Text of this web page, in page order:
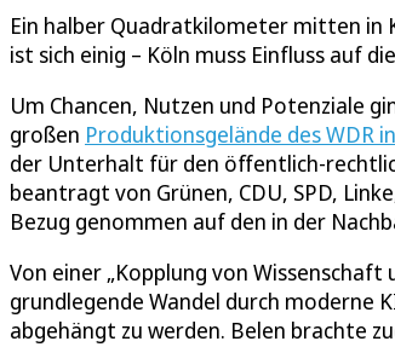
Ein halber Quadratkilometer mitten in
ist sich einig – Köln muss Einfluss auf
Um Chancen, Nutzen und Potenziale
großen Produktionsgelände des WDR
der Unterhalt für den öffentlich-
beantragt von Grünen, CDU, SPD,
Bezug genommen auf den in der
Von einer „Kopplung von
grundlegende Wandel durch moderne
abgehängt zu werden. Belen brachte